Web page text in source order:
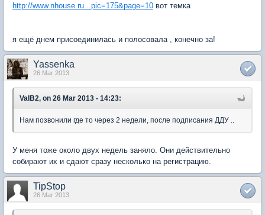
http://www.nhouse.ru...pic=175&page=10 вот темка
я ещё днем присоединилась и полосовала , конечно за!
Yassenka
26 Mar 2013
ValB2, on 26 Mar 2013 - 14:23:
Нам позвонили где то через 2 недели, после подписания ДДУ ..
У меня тоже около двух недель заняло. Они действительно
собирают их и сдают сразу несколько на регистрацию.
TipStop
26 Mar 2013